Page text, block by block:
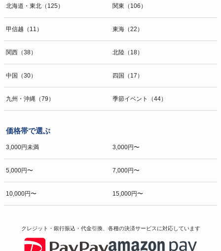
北海道・東北（125） 関東（106）
甲信越（11） 東海（22）
関西（38） 北陸（18）
中国（30） 四国（17）
九州・沖縄（79） 季節イベント（44）
価格帯で選ぶ
3,000円未満 3,000円〜
5,000円〜 7,000円〜
10,000円〜 15,000円〜
クレジット・銀行振込・代金引換、各種の決済サービスに対応しています